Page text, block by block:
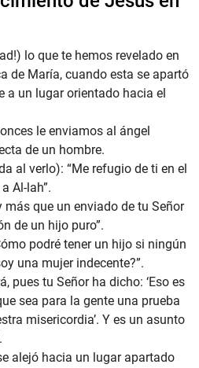
lo que te hemos revelado en
de María, cuando esta se apartó
a un lugar orientado hacia el
le enviamos al ángel
de un hombre.
al verlo): “Me refugio de ti en el
Al-lah”.
más que un enviado de tu Señor
de un hijo puro”.
podré tener un hijo si ningún
una mujer indecente?”.
pues tu Señor ha dicho: ‘Eso es
sea para la gente una prueba
misericordia’. Y es un asunto
alejó hacia un lugar apartado